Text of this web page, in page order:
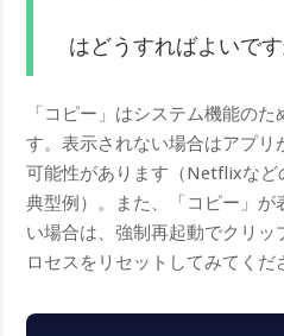
はどうすればよいです
「コピー」はシステム機能の
す。表示されない場合はアプリ
可能性があります（Netflixなど
典型例）。また、「コピー」が
い場合は、強制再起動でクリ
ロセスをリセットしてみてくだ